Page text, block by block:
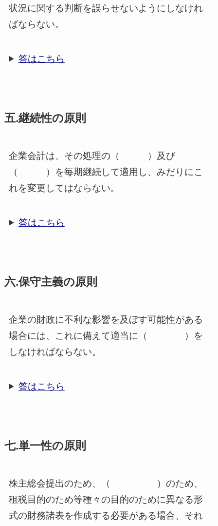
状況に関する判断を誤らせないようにしなけれ
ばならない。
答はこちら
五.継続性の原則
企業会計は、その処理の（ ）及び
（ ）を毎期継続して適用し、みだりにこ
れを変更してはならない。
答はこちら
六.保守主義の原則
企業の財政に不利な影響を及ぼす可能性がある
場合には、これに備えて適当に（ ）を
しなければならない。
答はこちら
七.単一性の原則
株主総会提出のため、（ ）のため、
租税目的のため等種々の目的のために異なる形
式の財務諸表を作成する必要がある場合、それ